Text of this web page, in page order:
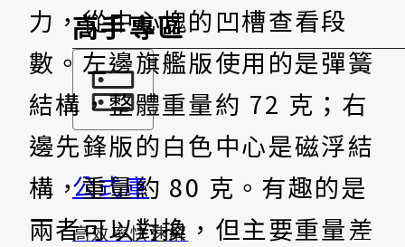
高手專區
公式庫
高效率快速解
力，從中心塊的凹槽查看段
數。左邊旗艦版使用的是彈簧
結構，整體重量約 72 克；右
邊先鋒版的白色中心是磁浮結
構，重量約 80 克。有趣的是
兩者可以對換，但主要重量差